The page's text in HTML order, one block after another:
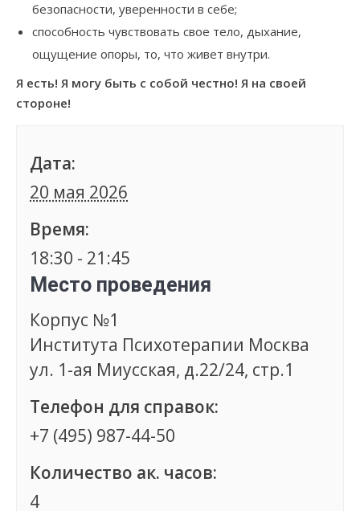
безопасности, уверенности в себе;
способность чувствовать свое тело, дыхание,
ощущение опоры, то, что живет внутри.
Я есть! Я могу быть с собой честно! Я на своей
стороне!
Дата:
20 мая 2026
Время:
18:30 - 21:45
Место проведения
Корпус №1
Института Психотерапии Москва
ул. 1-ая Миусская, д.22/24, стр.1
Телефон для справок:
+7 (495) 987-44-50
Количество ак. часов:
4